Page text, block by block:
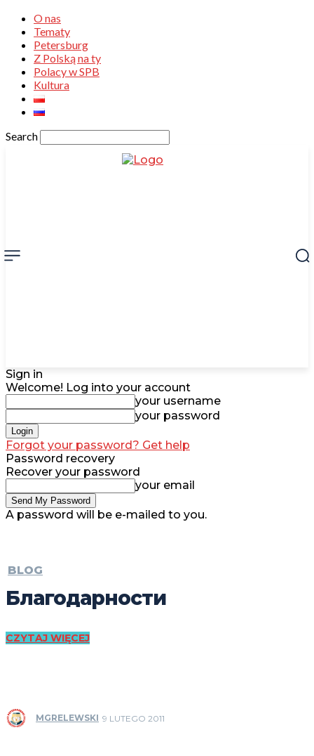
O nas
Tematy
Petersburg
Z Polską na ty
Polacy w SPB
Kultura
Search
Sign in
Welcome! Log into your account
your username
your password
Forgot your password? Get help
Password recovery
Recover your password
your email
A password will be e-mailed to you.
BLOG
Благодарности
CZYTAJ WIĘCEJ
MGRELEWSKI 9 LUTEGO 2011